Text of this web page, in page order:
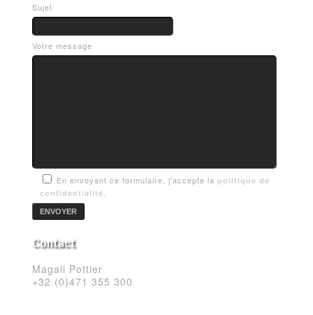
Sujet
Votre message
En envoyant ce formulaire, j'accepte la politique de
confidentialité.
Contact
Magali Pottier
+32 (0)471 355 300